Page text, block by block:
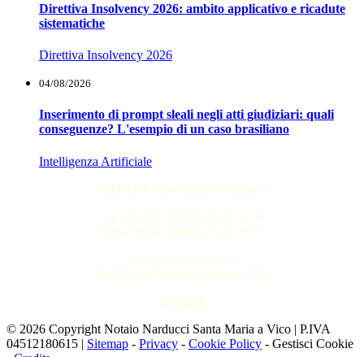
Direttiva Insolvency 2026: ambito applicativo e ricadute
sistematiche
Direttiva Insolvency 2026
04/08/2026
Inserimento di prompt sleali negli atti giudiziari: quali
conseguenze? L'esempio di un caso brasiliano
Intelligenza Artificiale
NOTAIO Alessandro Narducci
via Tenente Alberto Puoti n. 20
81028 Santa Maria a Vico (CE)
via Santa Croce n. 9
81020 San Nicola la Strada (CE)
Contatti
© 2026 Copyright Notaio Narducci Santa Maria a Vico | P.IVA
04512180615 | Sitemap - Privacy - Cookie Policy - Gestisci Cookie